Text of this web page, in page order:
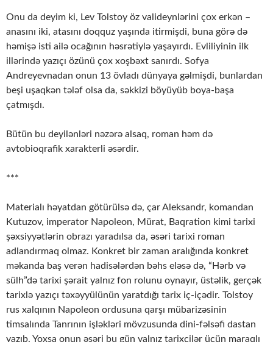
Onu da deyim ki, Lev Tolstoy öz valideynlərini çox erkən –
anasını iki, atasını doqquz yaşında itirmişdi, buna görə də
həmişə isti ailə ocağının həsrətiylə yaşayırdı. Evliliyinin ilk
illərində yazıçı özünü çox xoşbəxt sanırdı. Sofya
Andreyevnadan onun 13 övladı dünyaya gəlmişdi, bunlardan
beşi uşaqkən tələf olsa da, səkkizi böyüyüb boya-başa
çatmışdı.
Bütün bu deyilənləri nəzərə alsaq, roman həm də
avtobioqrafik xarakterli əsərdir.
***
Materialı həyatdan götürülsə də, çar Aleksandr, komandan
Kutuzov, imperator Napoleon, Mürat, Baqration kimi tarixi
şəxsiyyətlərin obrazı yaradılsa da, əsəri tarixi roman
adlandırmaq olmaz. Konkret bir zaman aralığında konkret
məkanda baş verən hadisələrdən bəhs eləsə də, “Hərb və
sülh”də tarixi şərait yalnız fon rolunu oynayır, üstəlik, gerçək
tarixlə yazıçı təxəyyülünün yaratdığı tarix iç-içədir. Tolstoy
rus xalqının Napoleon ordusuna qarşı mübarizəsinin
timsalında Tanrının işləkləri mövzusunda dini-fəlsəfi dastan
yazıb. Yoxsa onun əsəri bu gün yalnız tarixçilər üçün maraqlı